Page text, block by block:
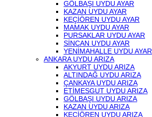
GÖLBAŞI UYDU AYAR
KAZAN UYDU AYAR
KEÇİÖREN UYDU AYAR
MAMAK UYDU AYAR
PURSAKLAR UYDU AYAR
SİNCAN UYDU AYAR
YENİMAHALLE UYDU AYAR
ANKARA UYDU ARIZA
AKYURT UYDU ARIZA
ALTINDAĞ UYDU ARIZA
ÇANKAYA UYDU ARIZA
ETİMESGUT UYDU ARIZA
GÖLBAŞI UYDU ARIZA
KAZAN UYDU ARIZA
KEÇİÖREN UYDU ARIZA